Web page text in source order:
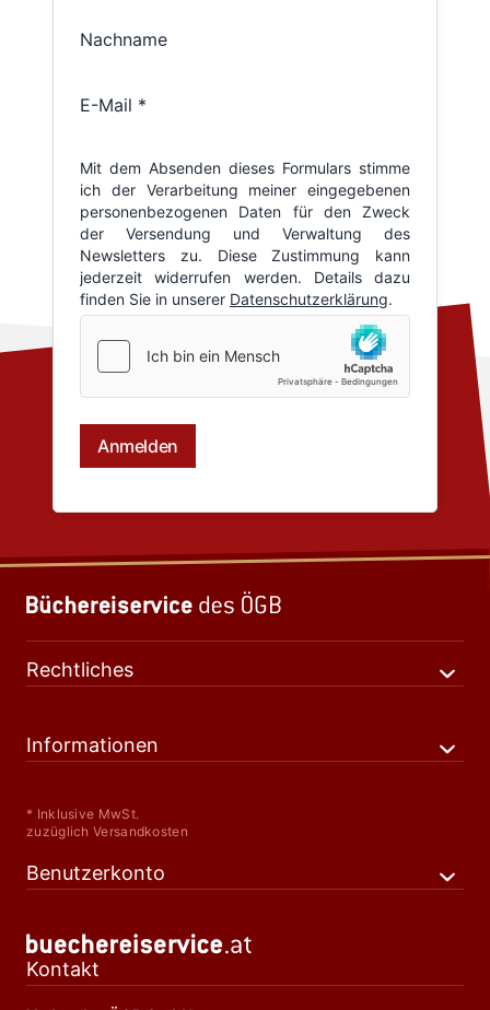
Rechtliches
Informationen
* Inklusive MwSt.
zuzüglich Versandkosten
Benutzerkonto
Kontakt